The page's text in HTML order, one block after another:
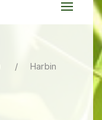
Harbin